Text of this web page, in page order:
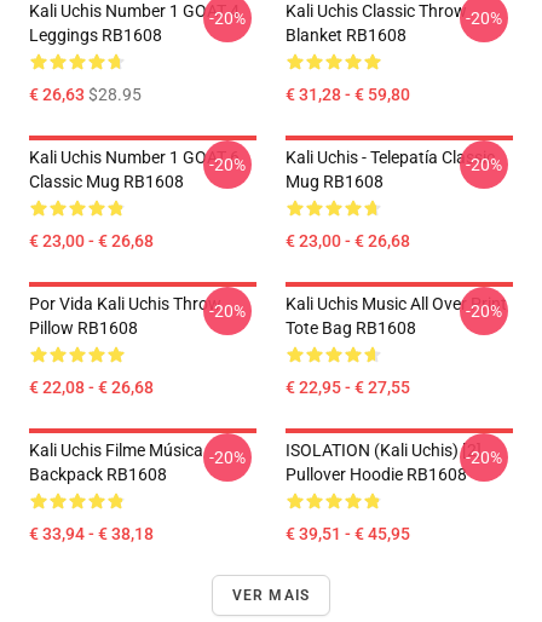
Kali Uchis Number 1 GOAT 4
Leggings RB1608
€ 26,63 $28.95
-20%
Kali Uchis Classic Throw
Blanket RB1608
€ 31,28 - € 59,80
-20%
Kali Uchis Number 1 GOAT 6
Classic Mug RB1608
€ 23,00 - € 26,68
-20%
Kali Uchis - Telepatía Classic
Mug RB1608
€ 23,00 - € 26,68
-20%
Por Vida Kali Uchis Throw
Pillow RB1608
€ 22,08 - € 26,68
-20%
Kali Uchis Music All Over Print
Tote Bag RB1608
€ 22,95 - € 27,55
-20%
Kali Uchis Filme Música
Backpack RB1608
€ 33,94 - € 38,18
-20%
ISOLATION (Kali Uchis) [2]
Pullover Hoodie RB1608
€ 39,51 - € 45,95
-20%
VER MAIS